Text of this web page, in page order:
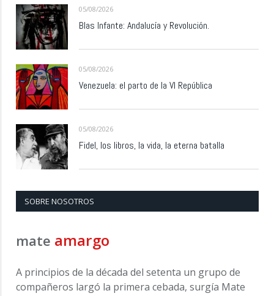
05/08/2026
Blas Infante: Andalucía y Revolución.
05/08/2026
Venezuela: el parto de la VI República
05/08/2026
Fidel, los libros, la vida, la eterna batalla
SOBRE NOSOTROS
mate amargo
A principios de la década del setenta un grupo de
compañeros largó la primera cebada, surgía Mate